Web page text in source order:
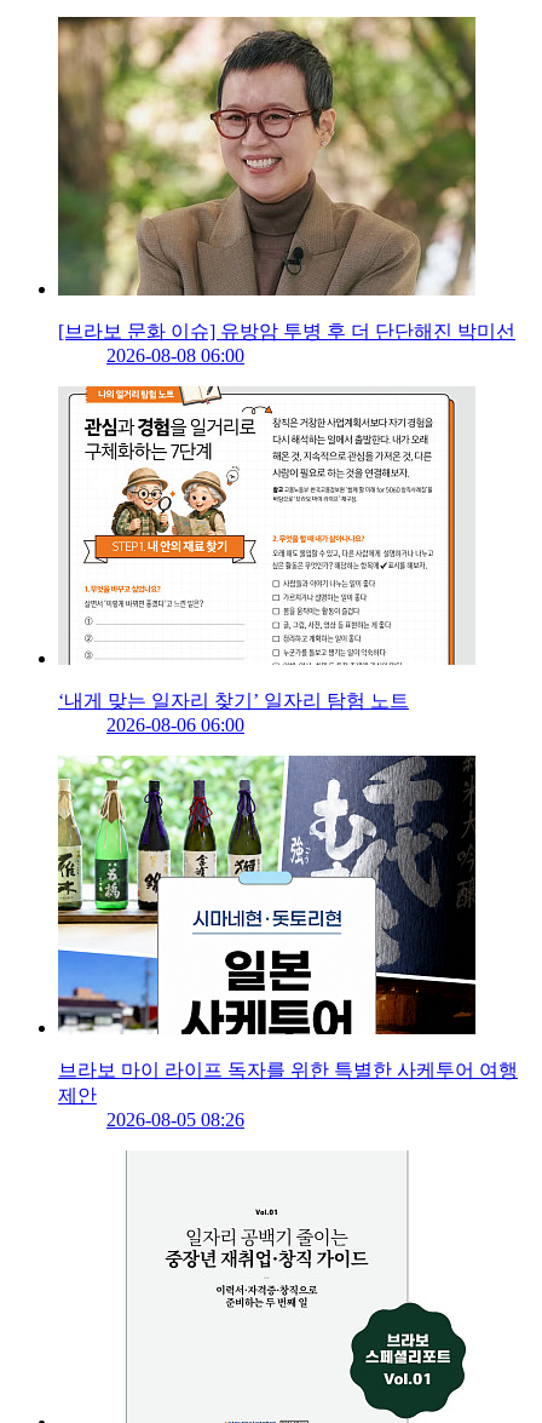
[브라보 문화 이슈] 유방암 투병 후 더 단단해진 박미선
2026-08-08 06:00
‘내게 맞는 일자리 찾기’ 일자리 탐험 노트
2026-08-06 06:00
브라보 마이 라이프 독자를 위한 특별한 사케투어 여행
제안
2026-08-05 08:26